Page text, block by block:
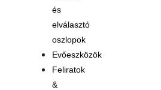
és
elválasztó
oszlopok
Evőeszközök
Feliratok
&